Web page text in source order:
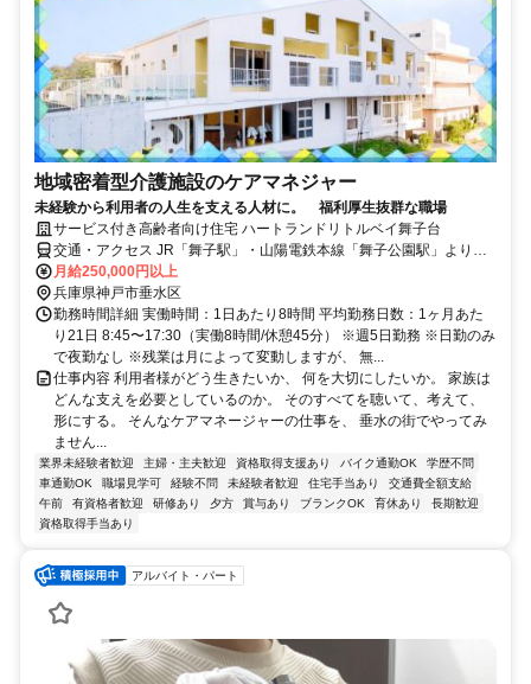
地域密着型介護施設のケアマネジャー
未経験から利用者の人生を支える人材に。 福利厚生抜群な職場
サービス付き高齢者向け住宅 ハートランドリトルベイ舞子台
交通・アクセス JR「舞子駅」・山陽電鉄本線「舞子公園駅」より徒
歩10分
月給250,000円以上
兵庫県神戸市垂水区
勤務時間詳細 実働時間：1日あたり8時間 平均勤務日数：1ヶ月あた
り21日 8:45〜17:30（実働8時間/休憩45分） ※週5日勤務 ※日勤のみ
で夜勤なし ※残業は月によって変動しますが、 無...
仕事内容 利用者様がどう生きたいか、 何を大切にしたいか。 家族は
どんな支えを必要としているのか。 そのすべてを聴いて、考えて、
形にする。 そんなケアマネージャーの仕事を、 垂水の街でやってみ
ません...
業界未経験者歓迎 主婦・主夫歓迎 資格取得支援あり バイク通勤OK
学歴不問
車通勤OK
職場見学可 経験不問 未経験者歓迎 住宅手当あり
交通費全額支給
午前
有資格者歓迎 研修あり 夕方 賞与あり ブランクOK 育休あり
長期歓迎
資格取得手当あり
アルバイト・パート